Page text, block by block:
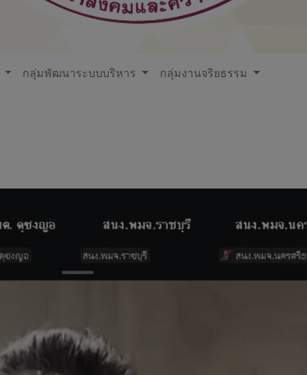
กลุ่มพัฒนาระบบบริหาร
กลุ่มงานจริยธรรม